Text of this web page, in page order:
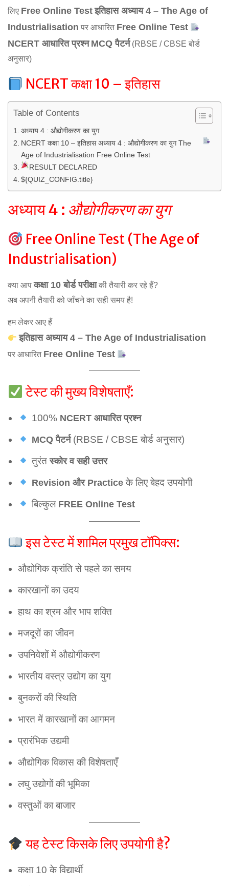
लिए Free Online Test इतिहास अध्याय 4 – The Age of
Industrialisation पर आधारित Free Online Test
NCERT आधारित प्रश्न MCQ पैटर्न(RBSE / CBSE बोर्ड
अनुसार)
NCERT कक्षा 10 – इतिहास
Table of Contents
अध्याय 4 : औद्योगीकरण का युग
NCERT कक्षा 10 – इतिहास अध्याय 4 : औद्योगीकरण का युग The
Age of Industrialisation Free Online Test
RESULT DECLARED
${QUIZ_CONFIG.title}
अध्याय 4 : औद्योगीकरण का युग
Free Online Test (The Age of
Industrialisation)
क्या आपकक्षा 10 बोर्ड परीक्षाकी तैयारी कर रहे हैं?
अब अपनी तैयारी को जाँचने का सही समय है!
हम लेकर आए हैं
इतिहास अध्याय 4 – The Age of Industrialisation
पर आधारित Free Online Test
टेस्ट की मुख्य विशेषताएँ:
100% NCERT आधारित प्रश्न
MCQ पैटर्न(RBSE / CBSE बोर्ड अनुसार)
तुरंतस्कोर व सही उत्तर
Revision और Practiceके लिए बेहद उपयोगी
बिल्कुल FREE Online Test
इस टेस्ट में शामिल प्रमुख टॉपिक्स:
औद्योगिक क्रांति से पहले का समय
कारखानों का उदय
हाथ का श्रम और भाप शक्ति
मजदूरों का जीवन
उपनिवेशों में औद्योगीकरण
भारतीय वस्त्र उद्योग का युग
बुनकरों की स्थिति
भारत में कारखानों का आगमन
प्रारंभिक उद्यमी
औद्योगिक विकास की विशेषताएँ
लघु उद्योगों की भूमिका
वस्तुओं का बाजार
यह टेस्ट किसके लिए उपयोगी है?
कक्षा 10 के विद्यार्थी